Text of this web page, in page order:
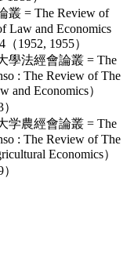
叢 = The Review of
Law and Economics
1952, 1955）
學法經會論叢 = The
: The Review of The
and Economics）
学農經會論叢 = The
: The Review of The
Economics）